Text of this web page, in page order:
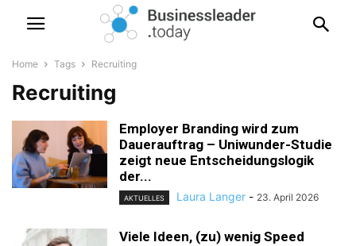
Home Tags Recruiting
Recruiting
Employer Branding wird zum
Dauerauftrag – Uniwunder-Studie
zeigt neue Entscheidungslogik
der...
AKTUELLES Laura Langer - 23. April 2026
Viele Ideen, (zu) wenig Speed